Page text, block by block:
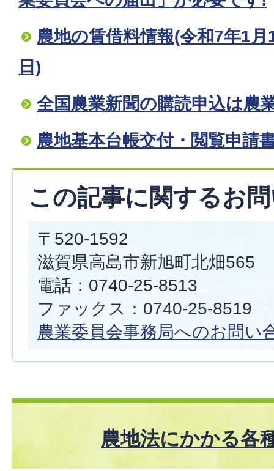
農地の賃借料情報(令和7年1
日)
全国農業新聞の購読申込は農
農地基本台帳交付・閲覧申請
この記事に関するお
〒520-1592
滋賀県高島市新旭町北畑565
電話：0740-25-8513
ファックス：0740-25-8519
農業委員会事務局へのお問い
農地法にかかる各